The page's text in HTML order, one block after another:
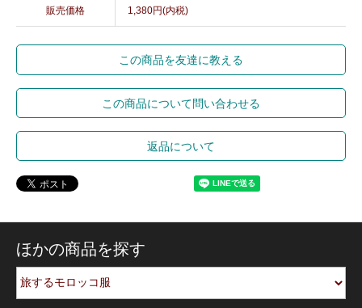
販売価格 1,380円(内税)
この商品を友達に教える
この商品について問い合わせる
返品について
ほかの商品を探す